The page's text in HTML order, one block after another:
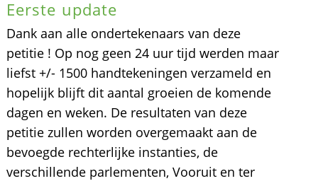
Eerste update
Dank aan alle ondertekenaars van deze
petitie ! Op nog geen 24 uur tijd werden maar
liefst +/- 1500 handtekeningen verzameld en
hopelijk blijft dit aantal groeien de komende
dagen en weken. De resultaten van deze
petitie zullen worden overgemaakt aan de
bevoegde rechterlijke instanties, de
verschillende parlementen, Vooruit en ter